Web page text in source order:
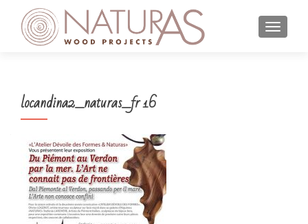
locandina2_naturas_fr 16